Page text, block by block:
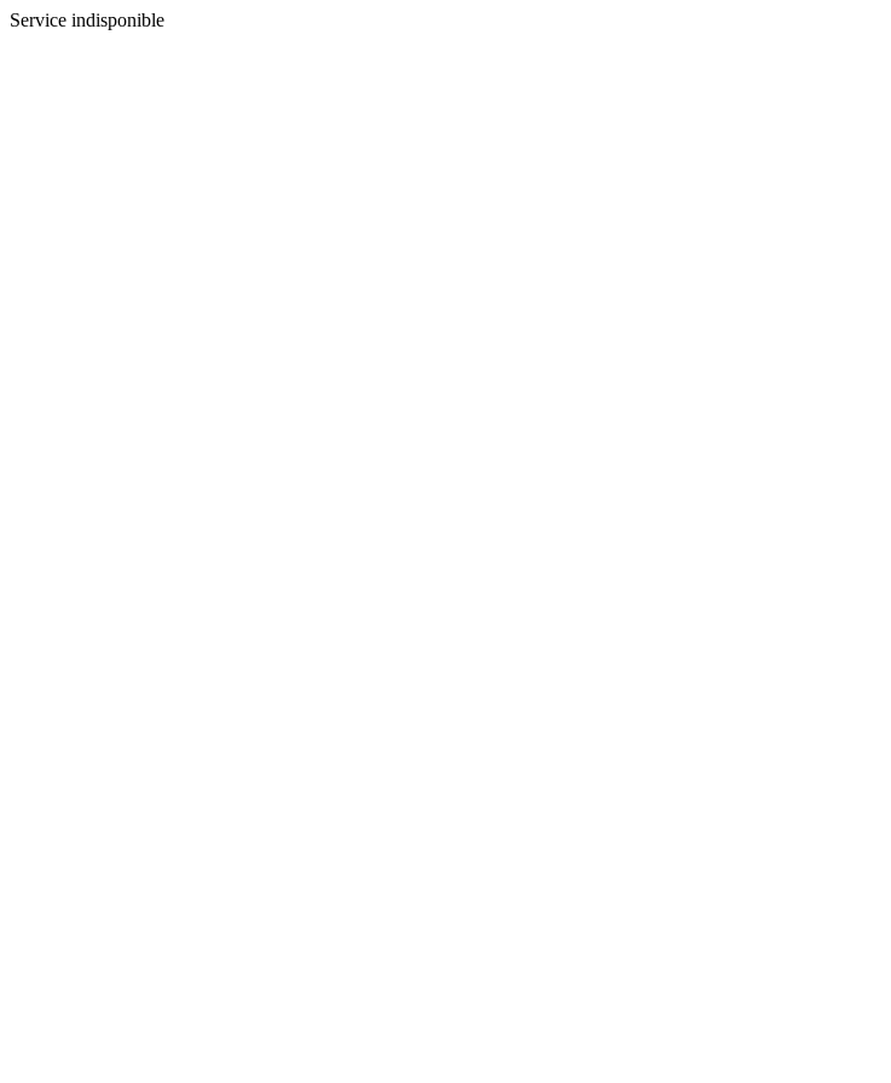
Service indisponible